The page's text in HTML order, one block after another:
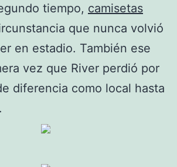
tiempo, camisetas
que nunca volvió
en estadio. También ese
vez que River perdió por
diferencia como local hasta